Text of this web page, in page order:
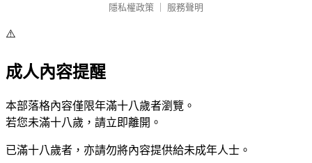
隱私權政策
服務聲明
⚠️
成人內容提醒
本部落格內容僅限年滿十八歲者瀏覽。
若您未滿十八歲，請立即離開。
已滿十八歲者，亦請勿將內容提供給未成年人士。